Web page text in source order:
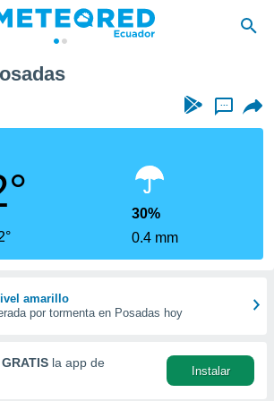
...
30%
0.4 mm
amarillo
por tormenta en Posadas hoy
GRATIS la app de
Instalar